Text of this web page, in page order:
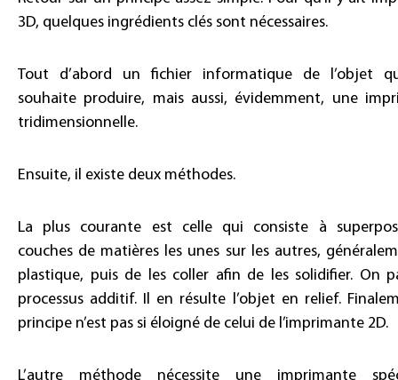
3D, quelques ingrédients clés sont nécessaires.
Tout d’abord un fichier informatique de l’objet
souhaite produire, mais aussi, évidemment, une
tridimensionnelle.
Ensuite, il existe deux méthodes.
La plus courante est celle qui consiste à
couches de matières les unes sur les autres,
plastique, puis de les coller afin de les solidifier. On
processus additif. Il en résulte l’objet en relief.
principe n’est pas si éloigné de celui de l’imprimante 2D.
L’autre méthode nécessite une imprimante